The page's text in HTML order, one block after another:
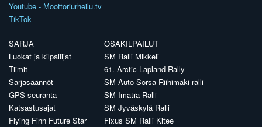
Youtube - Moottoriurheilu.tv
TikTok
SARJA
Luokat ja kilpailijat
Tiimit
Sarjasäännöt
GPS-seuranta
Katsastusajat
Flying Finn Future Star
OSAKILPAILUT
SM Ralli Mikkeli
61. Arctic Lapland Rally
SM Auto Sorsa Riihimäki-ralli
SM Imatra Ralli
SM Jyväskylä Ralli
Fixus SM Ralli Kitee